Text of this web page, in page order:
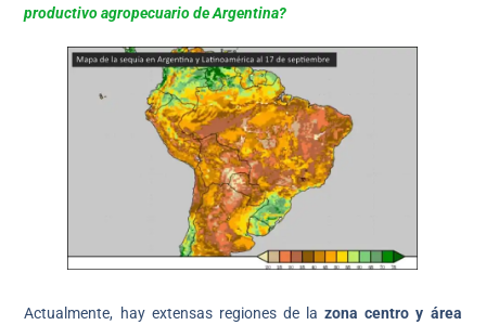
productivo agropecuario de Argentina?
Actualmente, hay extensas regiones de la zona centro y área